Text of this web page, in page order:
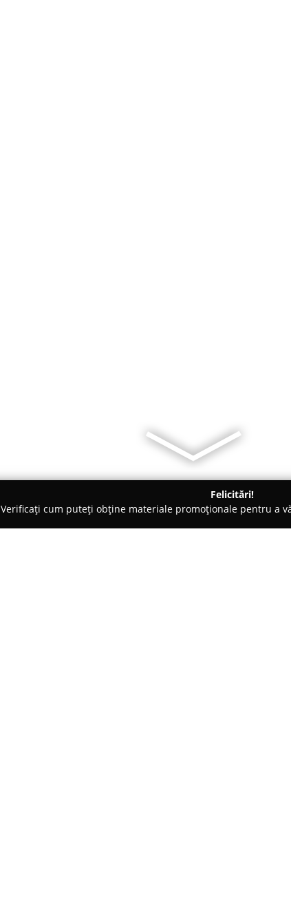
Felicitări!
Verificați cum puteți obține materiale promoționale pentru a